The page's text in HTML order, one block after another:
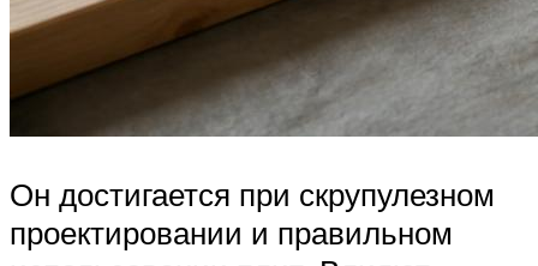
Он достигается при скрупулезном
проектировании и правильном